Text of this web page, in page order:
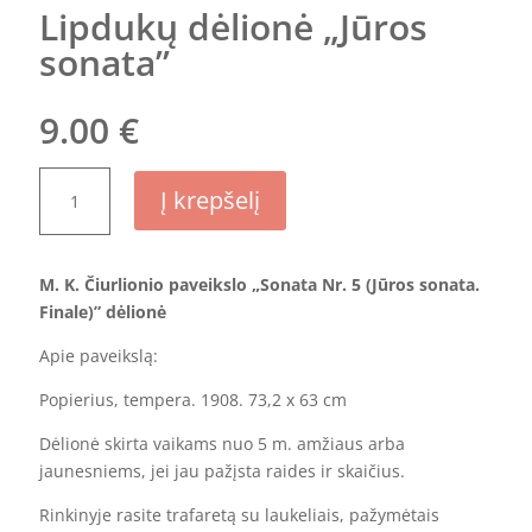
Lipdukų dėlionė „Jūros
sonata”
9.00 €
kiekis:
Lipdukų
„Jūros
sonata"
Į krepšelį
M. K. Čiurlionio paveikslo „Sonata Nr. 5 (Jūros sonata.
Finale)” dėlionė
Apie paveikslą:
Popierius, tempera. 1908. 73,2 x 63 cm
Dėlionė skirta vaikams nuo 5 m. amžiaus arba
jaunesniems, jei jau pažįsta raides ir skaičius.
Rinkinyje rasite trafaretą su laukeliais, pažymėtais